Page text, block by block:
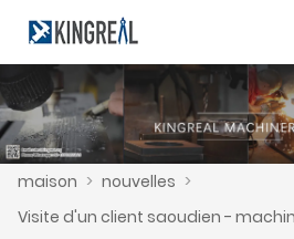
maison > nouvelles >
Visite d'un client saoudien -